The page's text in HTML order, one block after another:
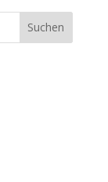
Suchen